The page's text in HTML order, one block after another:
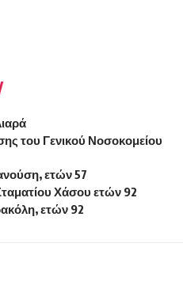
του Γενικού Νοσοκομείου
ετών 57
Χάσου ετών 92
ετών 92